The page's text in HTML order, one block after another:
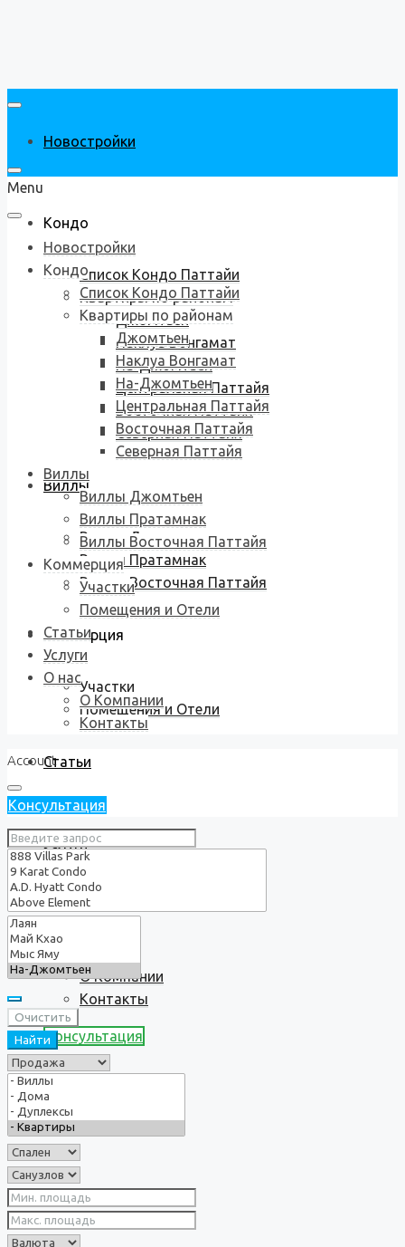
Новостройки
Кондо
Список Кондо Паттайи
Квартиры по районам
Джомтьен
Наклуа Вонгамат
На-Джомтьен
Центральная Паттайя
Восточная Паттайя
Северная Паттайя
Виллы
Виллы Джомтьен
Виллы Пратамнак
Виллы Восточная Паттайя
Коммерция
Участки
Помещения и Отели
Статьи
Услуги
О Компании
Контакты
Консультация
Menu
Новостройки
Кондо
Список Кондо Паттайи
Квартиры по районам
Джомтьен
Наклуа Вонгамат
На-Джомтьен
Центральная Паттайя
Восточная Паттайя
Северная Паттайя
Виллы
Виллы Джомтьен
Виллы Пратамнак
Виллы Восточная Паттайя
Коммерция
Участки
Помещения и Отели
Статьи
Услуги
О нас
О Компании
Контакты
Account
Консультация
Очистить
Найти